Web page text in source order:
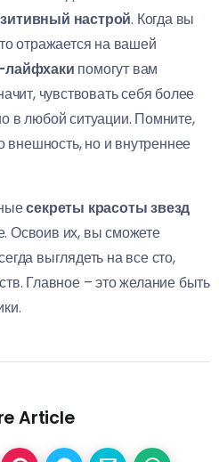
настрой. Когда вы
отражается на вашей
лайфхаки помогут вам
чувствовать себя более
в любой ситуации. Помните,
внешность, но и внутреннее
секреты красоты звезд
Освоив их, вы сможете
выглядеть на все сто,
Главное – это желание быть
Article